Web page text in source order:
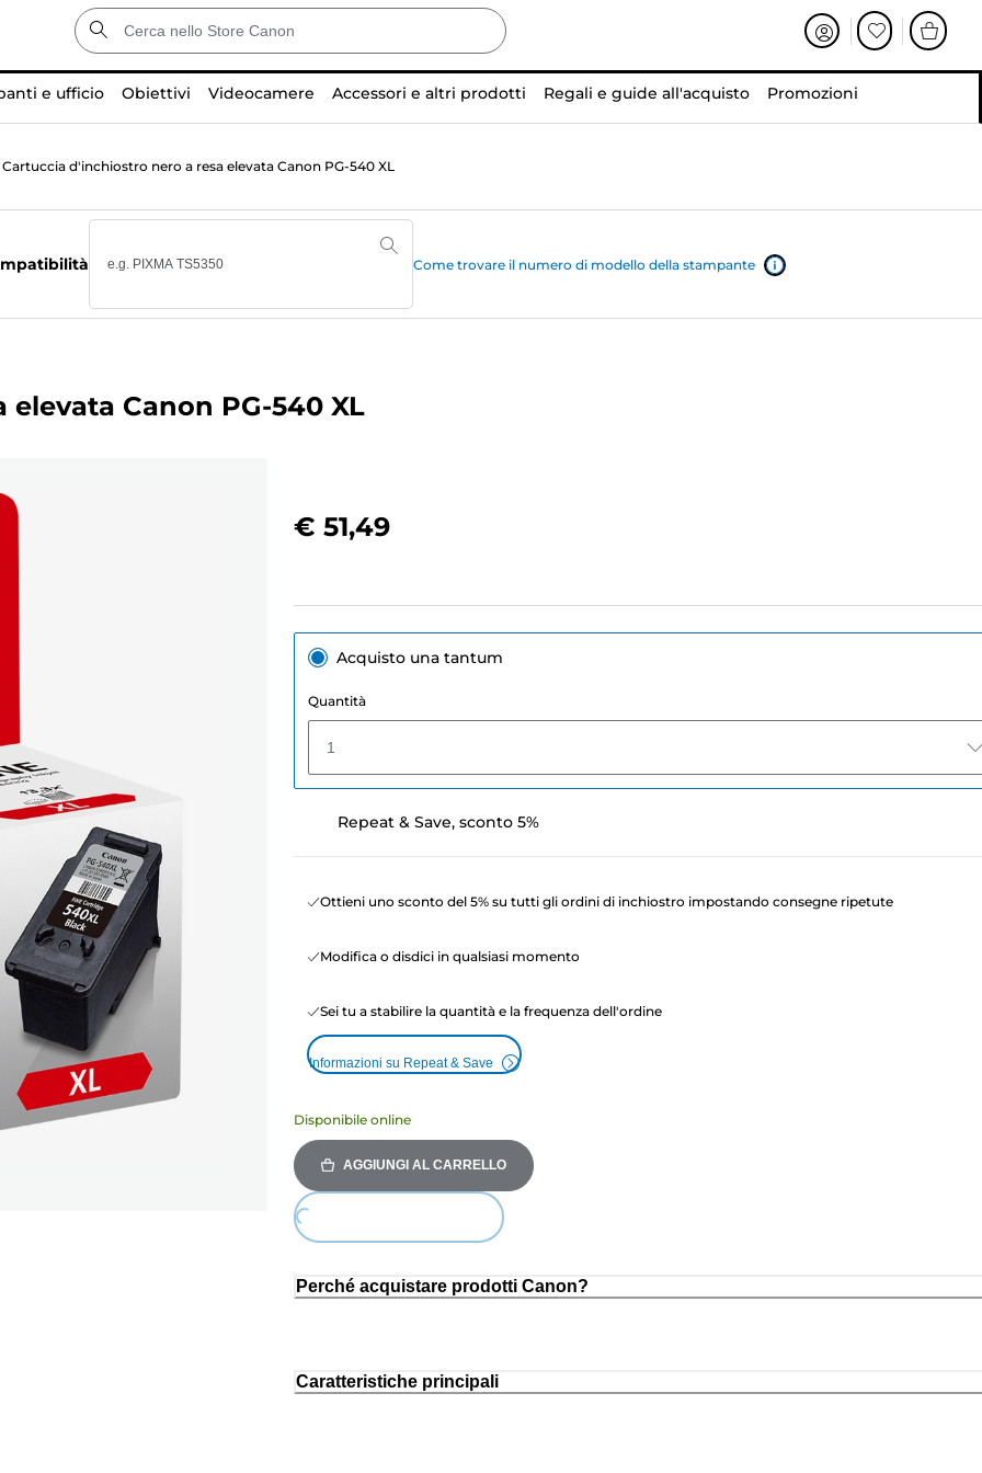
e ufficio Obiettivi Videocamere Accessori e altri prodotti Regali e guide all'acquisto Promozioni
Cartuccia d'inchiostro nero a resa elevata Canon PG-540 XL
Come trovare il numero di modello della stampante
Canon PG-540 XL
€ 51,49
Acquisto una tantum
Quantità
1
Repeat & Save, sconto 5%
Ottieni uno sconto del 5% su tutti gli ordini di inchiostro impostando consegne ripetute
Modifica o disdici in qualsiasi momento
Sei tu a stabilire la quantità e la frequenza dell'ordine
Informazioni su Repeat & Save
Disponibile online
AGGIUNGI AL CARRELLO
Loading...
Perché acquistare prodotti Canon?
Caratteristiche principali